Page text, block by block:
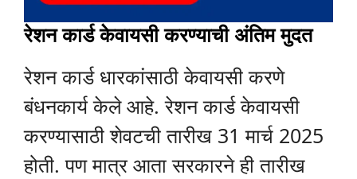
रेशन कार्ड केवायसी करण्याची अंतिम मुदत
रेशन कार्ड धारकांसाठी केवायसी करणे
बंधनकार्य केले आहे. रेशन कार्ड केवायसी
करण्यासाठी शेवटची तारीख 31 मार्च 2025
होती. पण मात्र आता सरकारने ही तारीख